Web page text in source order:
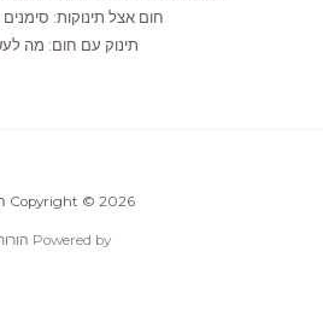
חום אצל תינוקות: סימנים
תינוק עם חום: מה
Copyright © 2026 הורות
Powered by הורות